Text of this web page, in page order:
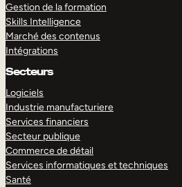
Gestion de la formation
Skills Intelligence
Marché des contenus
Intégrations
Secteurs
Logiciels
Industrie manufacturiere
Services financiers
Secteur publique
Commerce de détail
Services informatiques et techniques
Santé